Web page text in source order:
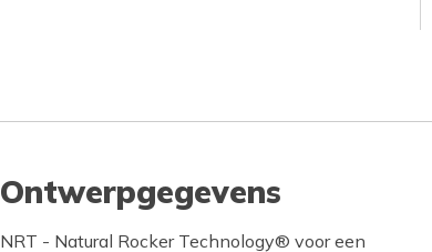
Ontwerpgegevens
NRT - Natural Rocker Technology® voor een